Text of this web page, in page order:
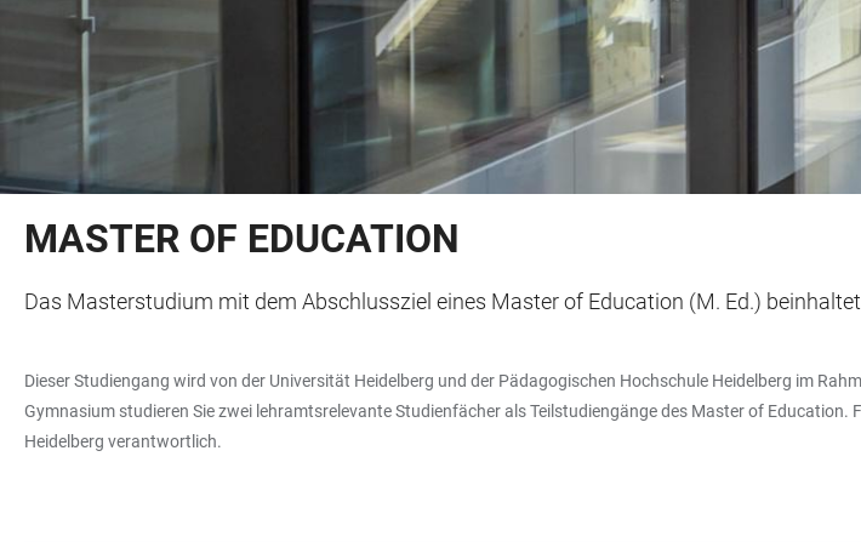
MASTER OF EDUCATION
Das Masterstudium mit dem Abschlussziel eines Master of Education (M. Ed.)
Dieser Studiengang wird von der Universität Heidelberg und der Pädagogischen Hochschule Heidelberg im
Gymnasium studieren Sie zwei lehramtsrelevante Studienfächer als Teilstudiengänge des Master of
Heidelberg verantwortlich.